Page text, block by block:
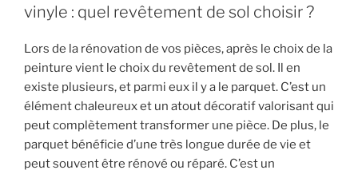
vinyle : quel revêtement de sol choisir ?
Lors de la rénovation de vos pièces, après le choix de la
peinture vient le choix du revêtement de sol. Il en
existe plusieurs, et parmi eux il y a le parquet. C’est un
élément chaleureux et un atout décoratif valorisant qui
peut complètement transformer une pièce. De plus, le
parquet bénéficie d’une très longue durée de vie et
peut souvent être rénové ou réparé. C’est un